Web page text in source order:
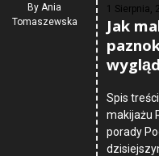
By Ania
Tomaszewska
1 Sierpnia,
Jak
Spis
makijażu
porady